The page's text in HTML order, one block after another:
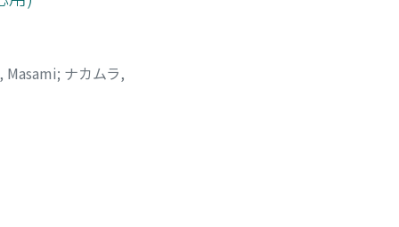
Masami; ナカムラ,